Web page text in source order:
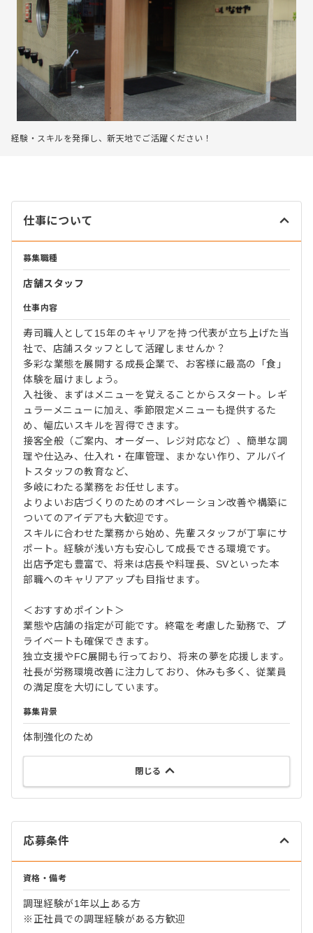
経験・スキルを発揮し、新天地でご活躍ください！
仕事について
募集職種
店舗スタッフ
仕事内容
寿司職人として15年のキャリアを持つ代表が立ち上げた当
社で、店舗スタッフとして活躍しませんか？
多彩な業態を展開する成長企業で、お客様に最高の「食」
体験を届けましょう。
入社後、まずはメニューを覚えることからスタート。レギ
ュラーメニューに加え、季節限定メニューも提供するた
め、幅広いスキルを習得できます。
接客全般（ご案内、オーダー、レジ対応など）、簡単な調
理や仕込み、仕入れ・在庫管理、まかない作り、アルバイ
トスタッフの教育など、
多岐にわたる業務をお任せします。
よりよいお店づくりのためのオペレーション改善や構築に
ついてのアイデアも大歓迎です。
スキルに合わせた業務から始め、先輩スタッフが丁寧にサ
ポート。経験が浅い方も安心して成長できる環境です。
出店予定も豊富で、将来は店長や料理長、SVといった本
部職へのキャリアアップも目指せます。
＜おすすめポイント＞
業態や店舗の指定が可能です。終電を考慮した勤務で、プ
ライベートも確保できます。
独立支援やFC展開も行っており、将来の夢を応援します。
社長が労務環境改善に注力しており、休みも多く、従業員
の満足度を大切にしています。
募集背景
体制強化のため
閉じる
応募条件
資格・備考
調理経験が1年以上ある方
※正社員での調理経験がある方歓迎